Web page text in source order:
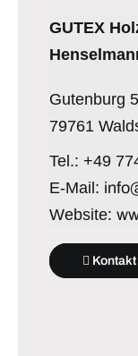
GUTEX
Gutenburg 5
79761
Tel.: +49
E-Mail:
Website: